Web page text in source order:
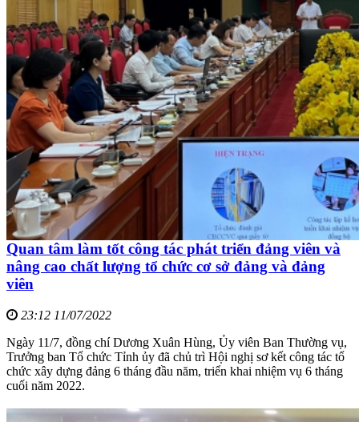
Quan tâm làm tốt công tác phát triển đảng viên và
nâng cao chất lượng tổ chức cơ sở đảng và đảng
viên
23:12 11/07/2022
Ngày 11/7, đồng chí Dương Xuân Hùng, Ủy viên Ban Thường vụ,
Trưởng ban Tổ chức Tỉnh ủy đã chủ trì Hội nghị sơ kết công tác tổ
chức xây dựng đảng 6 tháng đầu năm, triển khai nhiệm vụ 6 tháng
cuối năm 2022.